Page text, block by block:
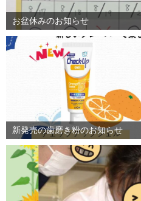
お盆休みのお知らせ
新発売の歯磨き粉のお知らせ